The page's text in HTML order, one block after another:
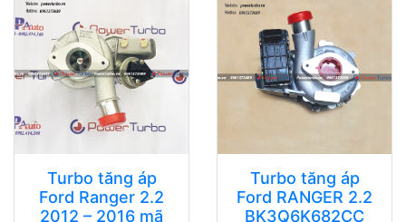
Turbo tăng áp
Ford Ranger 2.2
2012 – 2016 mã
Turbo tăng áp
Ford RANGER 2.2
BK3Q6K682CC